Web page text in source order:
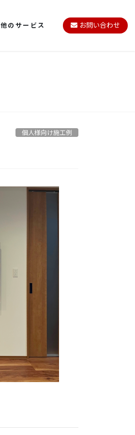
他のサービス お問い合わせ
個人様向け施工例